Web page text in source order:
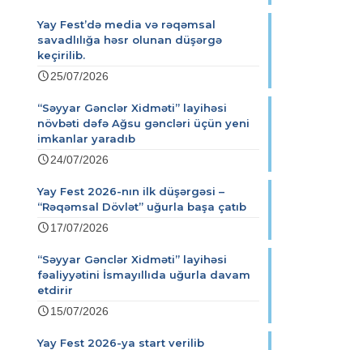
Yay Fest’də media və rəqəmsal
savadlılığa həsr olunan düşərgə
keçirilib.
25/07/2026
“Səyyar Gənclər Xidməti” layihəsi
növbəti dəfə Ağsu gəncləri üçün yeni
imkanlar yaradıb
24/07/2026
Yay Fest 2026-nın ilk düşərgəsi –
“Rəqəmsal Dövlət” uğurla başa çatıb
17/07/2026
“Səyyar Gənclər Xidməti” layihəsi
fəaliyyətini İsmayıllıda uğurla davam
etdirir
15/07/2026
Yay Fest 2026-ya start verilib